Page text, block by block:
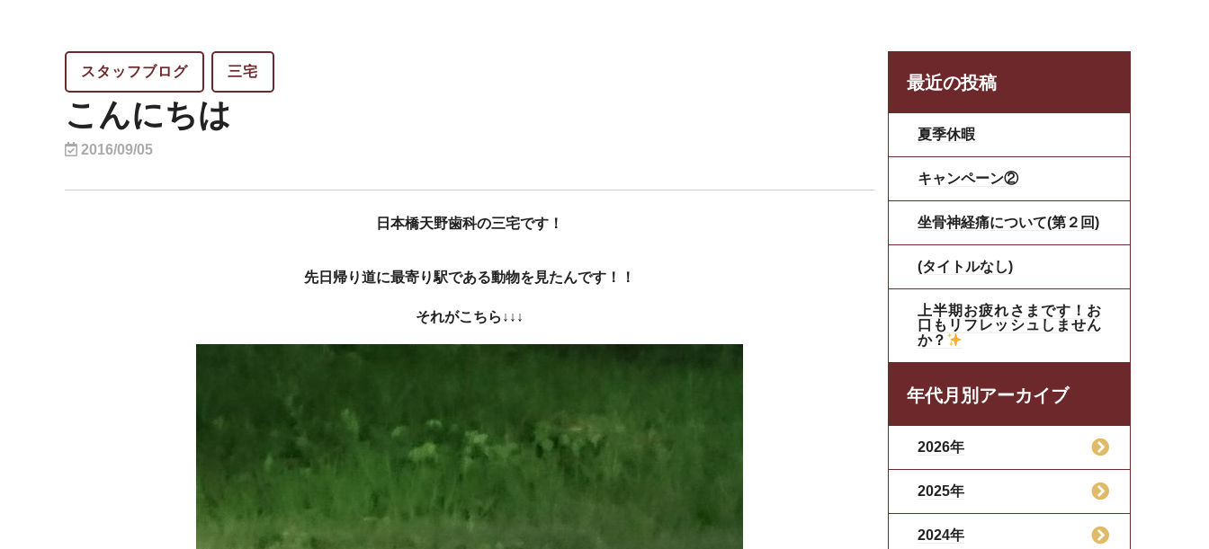
スタッフブログ 三宅
こんにちは
2016/09/05
日本橋天野歯科の三宅です！
先日帰り道に最寄り駅である動物を見たんです！！
それがこちら↓↓↓
最近の投稿
夏季休暇
キャンペーン②
坐骨神経痛について(第２回)
(タイトルなし)
上半期お疲れさまです！お
口もリフレッシュしません
か？
年代月別アーカイブ
2026年
2025年
2024年